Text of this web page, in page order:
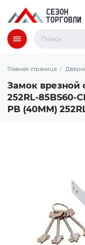
Меню
Главная страница
Замок врезной
252RL-85BS60-
PB (40ММ)